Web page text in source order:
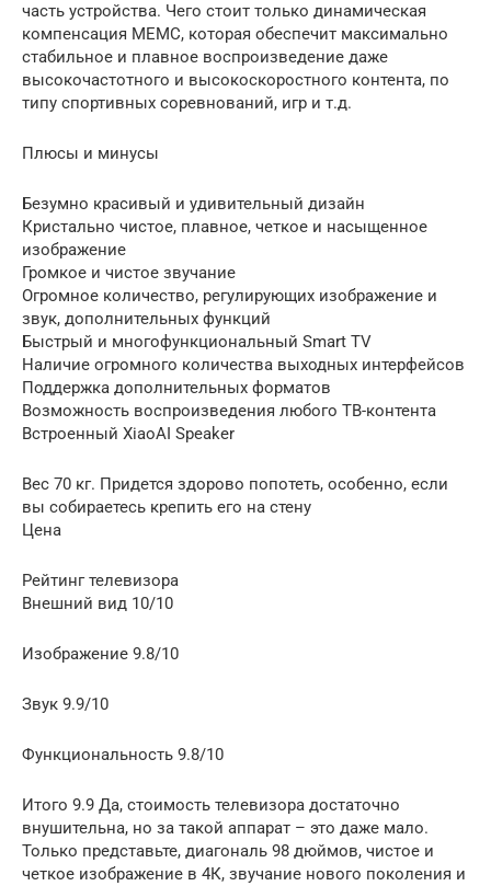
часть устройства. Чего стоит только динамическая
компенсация МЕМС, которая обеспечит максимально
стабильное и плавное воспроизведение даже
высокочастотного и высокоскоростного контента, по
типу спортивных соревнований, игр и т.д.
Плюсы и минусы
Безумно красивый и удивительный дизайн
Кристально чистое, плавное, четкое и насыщенное
изображение
Громкое и чистое звучание
Огромное количество, регулирующих изображение и
звук, дополнительных функций
Быстрый и многофункциональный Smart TV
Наличие огромного количества выходных интерфейсов
Поддержка дополнительных форматов
Возможность воспроизведения любого ТВ-контента
Встроенный XiaoAI Speaker
Вес 70 кг. Придется здорово попотеть, особенно, если
вы собираетесь крепить его на стену
Цена
Рейтинг телевизора
Внешний вид 10/10
Изображение 9.8/10
Звук 9.9/10
Функциональность 9.8/10
Итого 9.9 Да, стоимость телевизора достаточно
внушительна, но за такой аппарат – это даже мало.
Только представьте, диагональ 98 дюймов, чистое и
четкое изображение в 4К, звучание нового поколения и